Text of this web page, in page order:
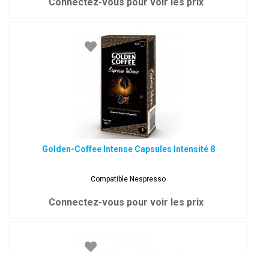
Golden-Coffee Intense Capsules Intensité 8
Compatible Nespresso
Connectez-vous pour voir les prix